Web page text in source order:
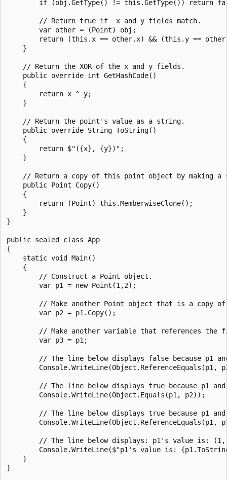
if (obj.GetType() != this.GetType()) return
        // Return true if  x and y fields match.
        var other = (Point) obj;
return (this.x == other.x) && (this.y ==
    }
    // Return the XOR of the x and y fields.
    public override int GetHashCode()
    {
        return x ^ y;
    }
    // Return the point's value as a string.
    public override String ToString()
    {
        return $"({x}, {y})";
    }
// Return a copy of this point object by making a
    public Point Copy()
    {
        return (Point) this.MemberwiseClone();
    }
}
public sealed class App
{
    static void Main()
    {
        // Construct a Point object.
        var p1 = new Point(1,2);
// Make another Point object that is a copy
        var p2 = p1.Copy();
// Make another variable that references the
        var p3 = p1;
// The line below displays false because p1
Console.WriteLine(Object.ReferenceEquals(p1,
// The line below displays true because p1
        Console.WriteLine(Object.Equals(p1, p2));
// The line below displays true because p1
Console.WriteLine(Object.ReferenceEquals(p1,
// The line below displays: p1's value is: (1,
Console.WriteLine($"p1's value is:
    }
}